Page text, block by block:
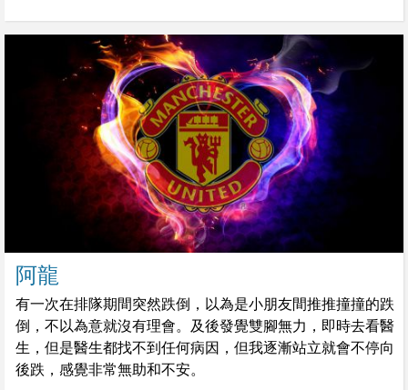
阿龍
有一次在排隊期間突然跌倒，以為是小朋友間推推撞撞的跌
倒，不以為意就沒有理會。及後發覺雙腳無力，即時去看醫
生，但是醫生都找不到任何病因，但我逐漸站立就會不停向
後跌，感覺非常無助和不安。